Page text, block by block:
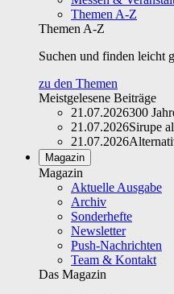
Themen A-Z
Themen A-Z
Suchen und finden leicht
zu den Themen
Meistgelesene Beiträge
21.07.2026300
21.07.2026Sirupe
21.07.2026
Magazin
Magazin
Aktuelle Ausgabe
Archiv
Sonderhefte
Newsletter
Push-Nachrichten
Team & Kontakt
Das Magazin